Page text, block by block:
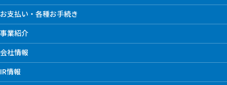
お支払い・各種お手続き
事業紹介
会社情報
IR情報